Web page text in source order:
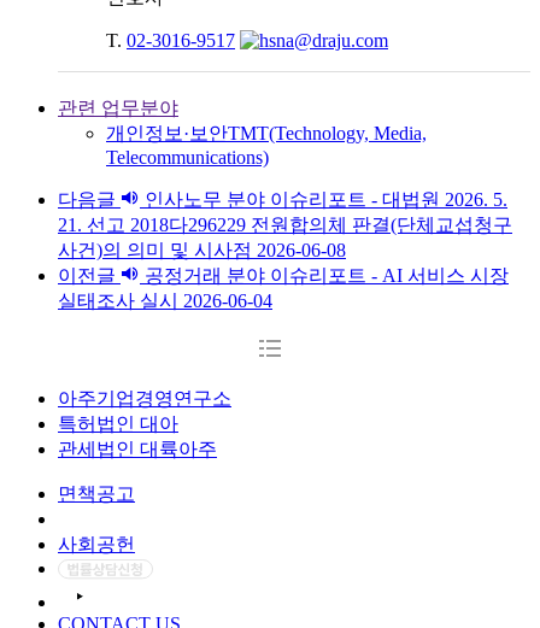
T. 02-3016-9517
관련 업무분야
개인정보·보안TMT(Technology, Media,
Telecommunications)
다음글
인사노무 분야 이슈리포트 - 대법원 2026. 5.
21. 선고 2018다296229 전원합의체 판결(단체교섭청구
사건)의 의미 및 시사점 2026-06-08
이전글
공정거래 분야 이슈리포트 - AI 서비스 시장
실태조사 실시
2026-06-04
아주기업경영연구소
특허법인 대아
관세법인 대륙아주
면책공고
사회공헌